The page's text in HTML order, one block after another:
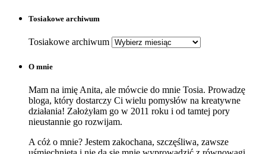
Tosiakowe archiwum
Tosiakowe archiwum
O mnie
Mam na imię Anita, ale mówcie do mnie Tosia. Prowadzę
bloga, który dostarczy Ci wielu pomysłów na kreatywne
działania! Założyłam go w 2011 roku i od tamtej pory
nieustannie go rozwijam.
A cóż o mnie? Jestem zakochana, szczęśliwa, zawsze